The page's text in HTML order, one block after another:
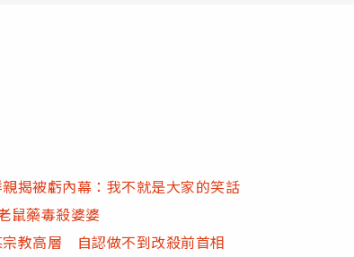
揭被虧內幕：我不就是大家的笑話
鼠藥毒殺婆婆
教高層 自認做不到改殺前首相